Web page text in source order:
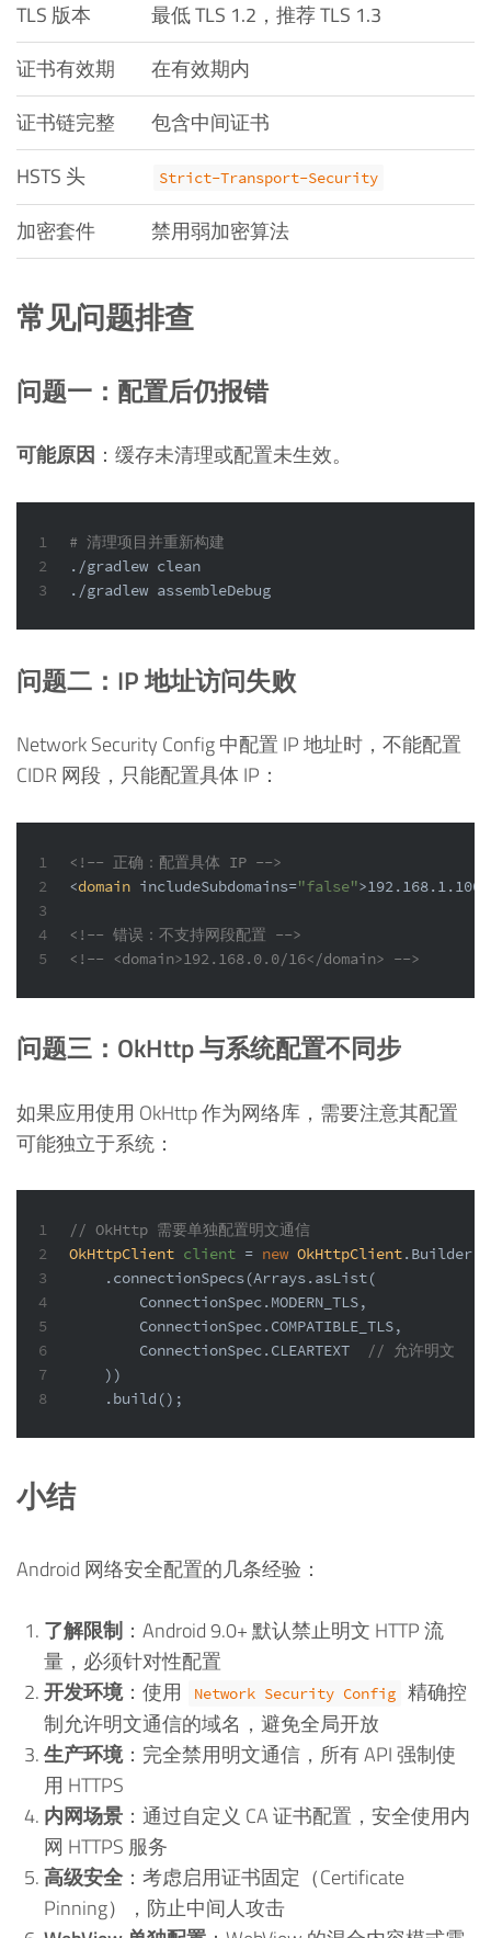
TLS 版本
最低 TLS 1.2，推荐 TLS 1.3
证书有效期
在有效期内
证书链完整
包含中间证书
HSTS 头
Strict-Transport-Security
加密套件 禁用弱加密算法
常见问题排查
问题一：配置后仍报错
可能原因 ：缓存未清理或配置未生效。
1
2
3
# 清理项目并重新构建
./gradlew clean
./gradlew assembleDebug
问题二：IP 地址访问失败
Network Security Config 中配置 IP 地址时，不能配置
CIDR 网段，只能配置具体 IP：
1
2
3
4
5
<!-- 正确：配置具体 IP -->
<domain includeSubdomains="false">192.168.1.100
<!-- 错误：不支持网段配置 -->
<!-- <domain>192.168.0.0/16</domain> -->
问题三：OkHttp 与系统配置不同步
如果应用使用 OkHttp 作为网络库，需要注意其配置
可能独立于系统：
1
2
3
4
5
6
7
8
// OkHttp 需要单独配置明文通信
OkHttpClient client = new OkHttpClient.Builder()
    .connectionSpecs(Arrays.asList(
        ConnectionSpec.MODERN_TLS,
        ConnectionSpec.COMPATIBLE_TLS,
        ConnectionSpec.CLEARTEXT
// 允许明文
    ))
    .build();
小结
Android 网络安全配置的几条经验：
了解限制 ：Android 9.0+ 默认禁止明文 HTTP 流
量，必须针对性配置
开发环境：使用 Network Security Config
精确控
制允许明文通信的域名，避免全局开放
生产环境：完全禁用明文通信，所有 API 强制使
用 HTTPS
内网场景 ：通过自定义 CA 证书配置，安全使用内
网 HTTPS 服务
高级安全：考虑启用证书固定（Certificate
Pinning），防止中间人攻击